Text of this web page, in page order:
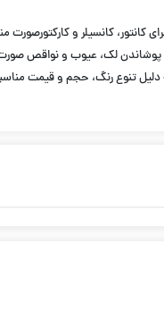
کرمی عالی با 16 رنگ متنوع است که
پوشاندن لک، عیوب و نواقص
تنوع رنگ، حجم و قیمت